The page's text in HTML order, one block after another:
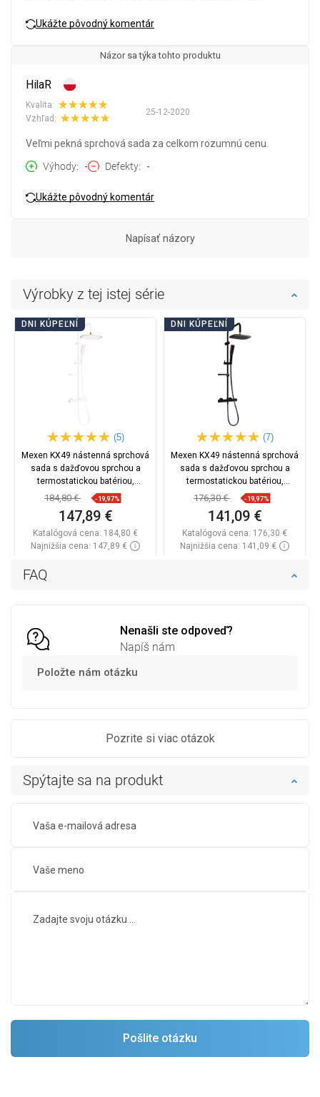
FAQ
Nenašli ste odpoveď?
Napíš nám
Položte nám otázku
Pozrite si viac otázok
Ukážte pôvodný komentár
Názor sa týka tohto produktu
HilaR
25-12-2020
Kvalita:
Vzhľad:
Veľmi pekná sprchová sada za celkom rozumnú cenu.
Výhody
- Defekty -
Ukážte pôvodný komentár
Napísať názory
Spýtajte sa na produkt
Výrobky z tej istej série
DNI KÚPEĽNÍ
(5)
Mexen KX49 nástenná sprchová
sada s dažďovou sprchou a
termostatickou batériou,
biela/zlatá - 771504091-25
184,80 € -19,97%
147,89 €
Katalógová cena: 184,80 €
Najnižšia cena: 147,89 €
DNI KÚPEĽNÍ
(7)
Mexen KX49 nástenná sprchová
sada s dažďovou sprchou a
termostatickou batériou,
čierno/zlatá - 771504991-75
176,30 € -19,97%
141,09 €
Katalógová cena: 176,30 €
Najnižšia cena: 141,09 €